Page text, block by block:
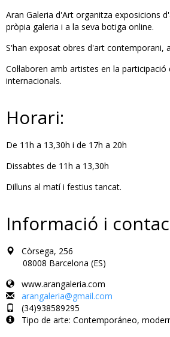
Aran Galeria d'Art organitza exposicions
pròpia galeria i a la seva botiga online.
S'han exposat obres d'art contemporani,
Col·laboren amb artistes en la
internacionals.
Horari:
De 11h a 13,30h i de 17h a 20h
Dissabtes de 11h a 13,30h
Dilluns al matí i festius tancat.
Informació i
Còrsega, 256
08008 Barcelona (ES)
www.arangaleria.com
arangaleria@gmail.com
(34)938589295
Tipo de arte: Contemporáneo,